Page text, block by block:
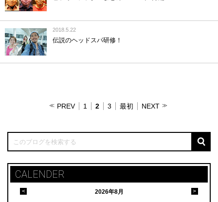
2018.5.22
伝説のヘッドスパ研修！
PREV 1 2 3 最初 NEXT
CALENDER
2026年8月
< >